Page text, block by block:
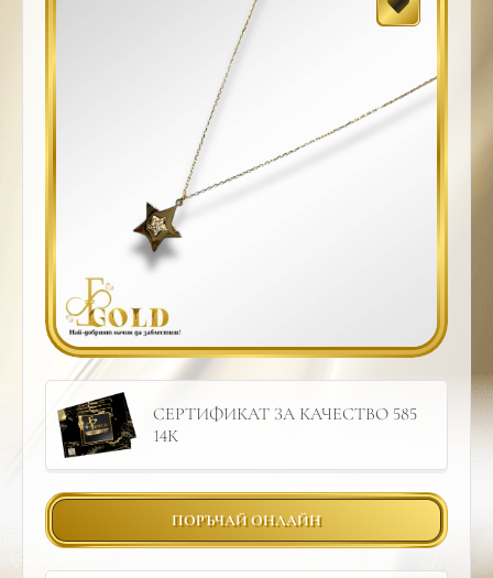
СЕРТИФИКАТ ЗА КАЧЕСТВО 585
14К
ПОРЪЧАЙ ОНЛАЙН